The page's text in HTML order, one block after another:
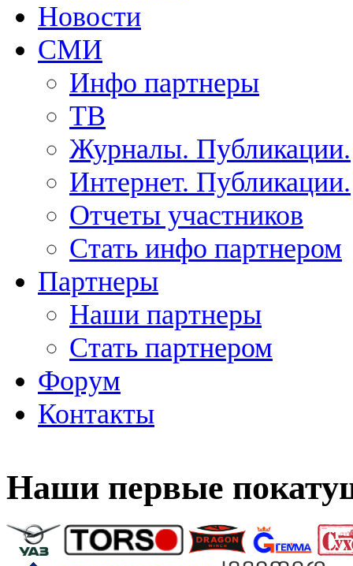
Новости
СМИ
Инфо партнеры
ТВ
Журналы. Публикации.
Интернет. Публикации.
Отчеты участников
Стать инфо партнером
Партнеры
Наши партнеры
Стать партнером
Форум
Контакты
Наши первые